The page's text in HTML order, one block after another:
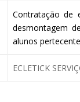
Contratação de
desmontagem
alunos
ECLETICK